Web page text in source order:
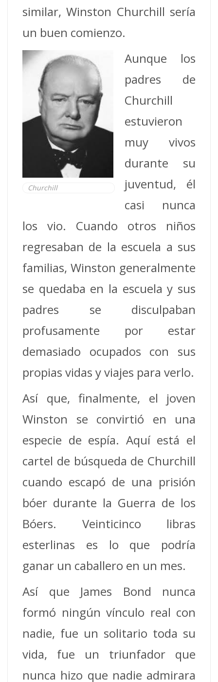
similar, Winston Churchill sería
un buen comienzo.
Churchill
Aunque los
padres de
Churchill
estuvieron
muy vivos
durante su
juventud, él
casi nunca
los vio. Cuando otros niños
regresaban de la escuela a sus
familias, Winston generalmente
se quedaba en la escuela y sus
padres se disculpaban
profusamente por estar
demasiado ocupados con sus
propias vidas y viajes para verlo.
Así que, finalmente, el joven
Winston se convirtió en una
especie de espía. Aquí está el
cartel de búsqueda de Churchill
cuando escapó de una prisión
bóer durante la Guerra de los
Bóers. Veinticinco libras
esterlinas es lo que podría
ganar un caballero en un mes.
Así que James Bond nunca
formó ningún vínculo real con
nadie, fue un solitario toda su
vida, fue un triunfador que
nunca hizo que nadie admirara